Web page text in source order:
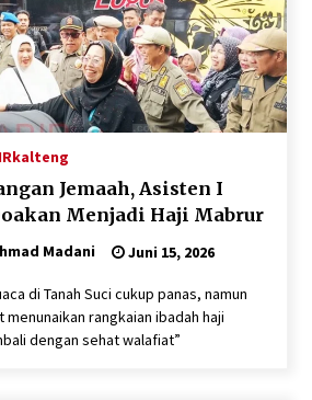
Jemaah, Asisten I
Menjadi Haji Mabrur
Madani Juni 15, 2026
di Tanah Suci cukup panas, namun
rangkaian ibadah haji
dengan sehat walafiat”